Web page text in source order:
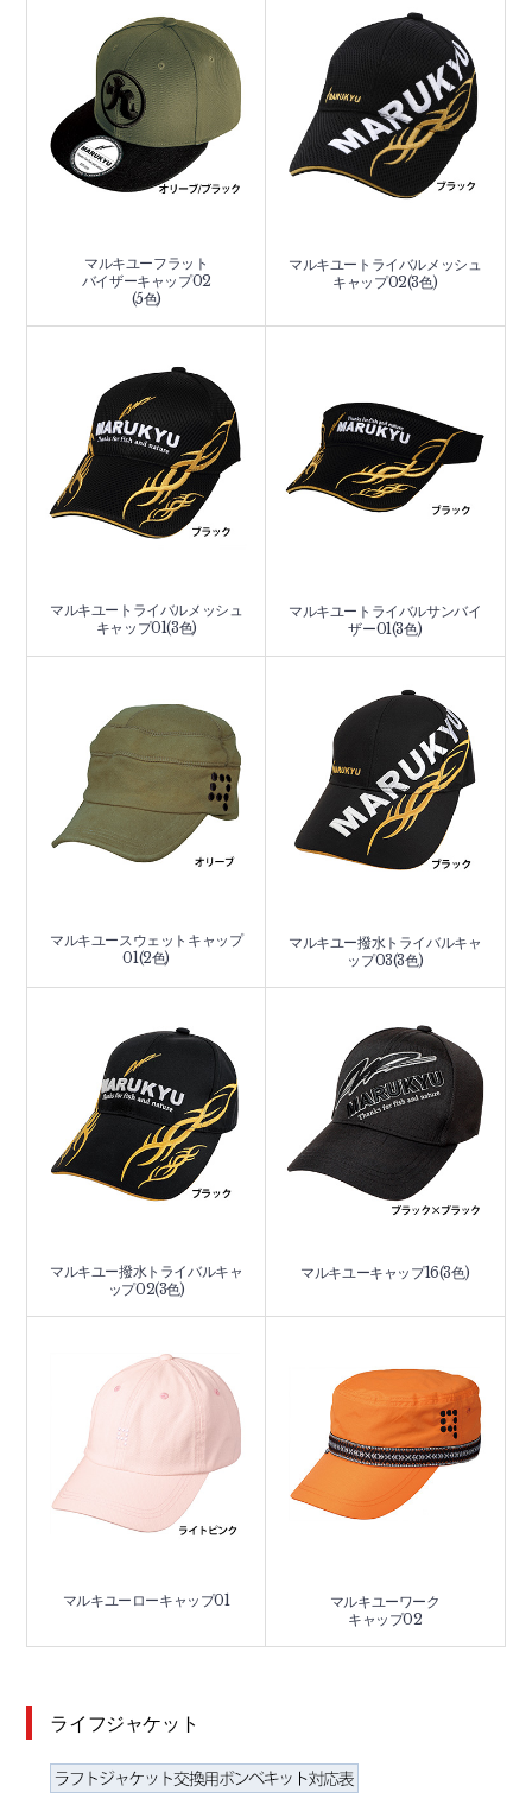
マルキユーフラット
バイザーキャップ02
(5色)
マルキユートライバルメッシュ
キャップ02(3色)
マルキユートライバルメッシュ
キャップ01(3色)
マルキユートライバルサンバイ
ザー01(3色)
マルキユースウェットキャップ
01(2色)
マルキユー撥水トライバルキャ
ップ03(3色)
マルキユー撥水トライバルキャ
ップ02(3色)
マルキユーキャップ16(3色)
マルキユーローキャップ01
マルキユーワーク
キャップ02
ライフジャケット